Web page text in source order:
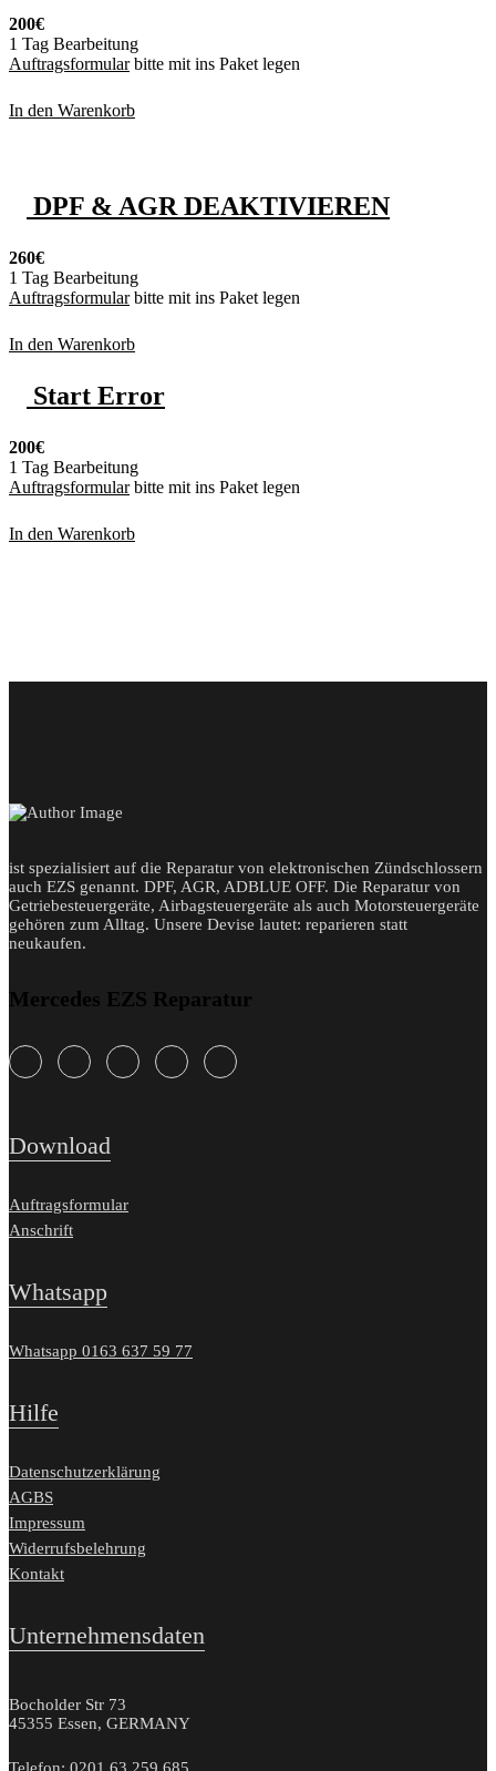
200€
1 Tag Bearbeitung
Auftragsformularbitte mit ins Paket legen
In den Warenkorb
DPF & AGR DEAKTIVIEREN
260€
1 Tag Bearbeitung
Auftragsformularbitte mit ins Paket legen
In den Warenkorb
Start Error
200€
1 Tag Bearbeitung
Auftragsformularbitte mit ins Paket legen
In den Warenkorb
ist spezialisiert auf die Reparatur von elektronischen Zündschlossern
auch EZS genannt. DPF, AGR, ADBLUE OFF. Die Reparatur von
Getriebesteuergeräte, Airbagsteuergeräte als auch Motorsteuergeräte
gehören zum Alltag. Unsere Devise lautet: reparieren statt
neukaufen.
Mercedes EZS Reparatur
Download
Auftragsformular
Anschrift
Whatsapp
Whatsapp 0163 637 59 77
Hilfe
Datenschutzerklärung
AGBS
Impressum
Widerrufsbelehrung
Kontakt
Unternehmensdaten
Bocholder Str 73
45355 Essen, GERMANY
Telefon: 0201 63 259 685